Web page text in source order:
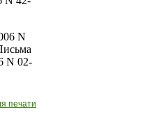
N
N 02-
печати